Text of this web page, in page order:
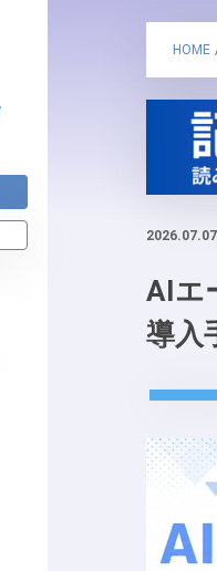
HOME
2026.07.07
AIエ
導入